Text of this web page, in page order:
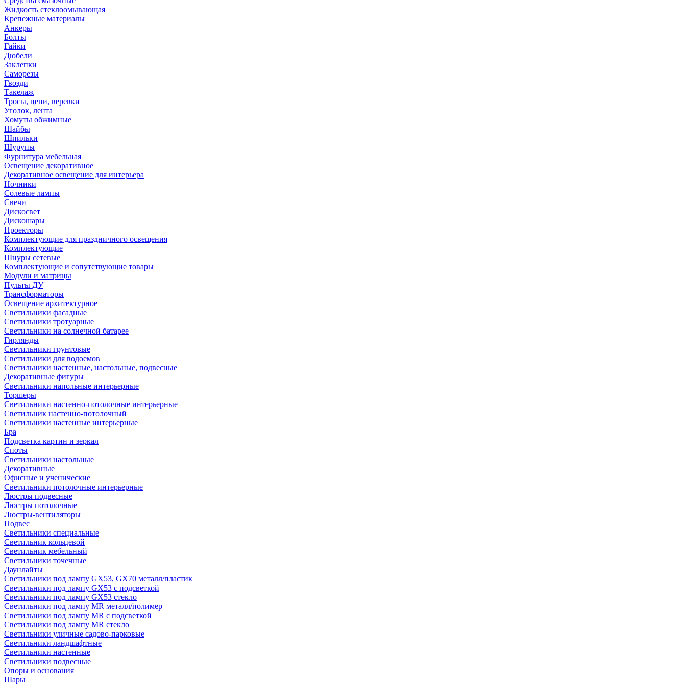
Жидкость стеклоомывающая
Крепежные материалы
Анкеры
Болты
Гайки
Дюбели
Заклепки
Саморезы
Гвозди
Такелаж
Тросы, цепи, веревки
Уголок, лента
Хомуты обжимные
Шайбы
Шпильки
Шурупы
Фурнитура мебельная
Освещение декоративное
Декоративное освещение для интерьера
Ночники
Солевые лампы
Свечи
Дискосвет
Дискошары
Проекторы
Комплектующие для праздничного освещения
Комплектующие
Шнуры сетевые
Комплектующие и сопутствующие товары
Модули и матрицы
Пульты ДУ
Трансформаторы
Освещение архитектурное
Светильники фасадные
Светильники тротуарные
Светильники на солнечной батарее
Гирлянды
Светильники грунтовые
Светильники для водоемов
Светильники настенные, настольные, подвесные
Декоративные фигуры
Светильники напольные интерьерные
Торшеры
Светильники настенно-потолочные интерьерные
Светильник настенно-потолочный
Светильники настенные интерьерные
Бра
Подсветка картин и зеркал
Споты
Светильники настольные
Декоративные
Офисные и ученические
Светильники потолочные интерьерные
Люстры подвесные
Люстры потолочные
Люстры-вентиляторы
Подвес
Светильники специальные
Светильник кольцевой
Светильник мебельный
Светильники точечные
Даунлайты
Светильники под лампу GX53, GX70 металл/пластик
Светильники под лампу GX53 с подсветкой
Светильники под лампу GX53 стекло
Светильники под лампу MR металл/полимер
Светильники под лампу MR с подсветкой
Светильники под лампу MR стекло
Светильники уличные садово-парковые
Светильники ландшафтные
Светильники настенные
Светильники подвесные
Опоры и основания
Шары